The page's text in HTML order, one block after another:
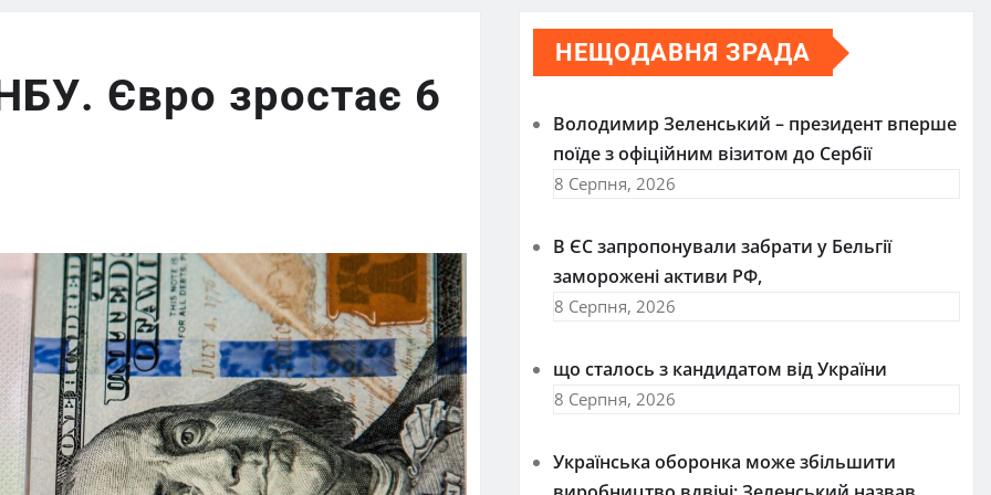
Євро зростає 6
НЕЩОДАВНЯ ЗРАДА
Володимир Зеленський – президент вперше
поїде з офіційним візитом до Сербії
8 Серпня, 2026
В ЄС запропонували забрати у Бельгії
заморожені активи РФ,
8 Серпня, 2026
що сталось з кандидатом від України
8 Серпня, 2026
Українська оборонка може збільшити